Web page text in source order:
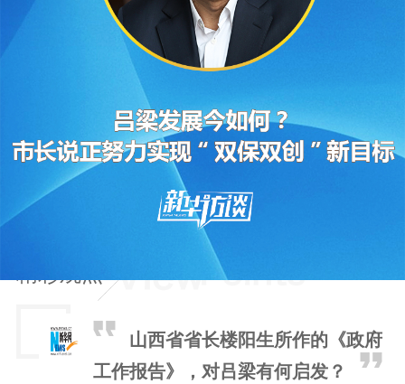
作为曾经出现经济断崖式下滑的全国集中连片贫困
地区，吕梁如今怎样了？在山西省十三届人大一次
会议期间，山西省人大代表、吕梁市市长王立伟做
客新华访谈时表示，2017年吕梁多项经济指标在
山西名列前茅，实现增速“争上游”，如今正把脱贫
攻坚、转型升级和党的建设“三件大事”牢牢地抓在
手上，力争实现“双保双创”新目标。
精彩观点
山西省省长楼阳生所作的《政府
工作报告》，对吕梁有何启发？